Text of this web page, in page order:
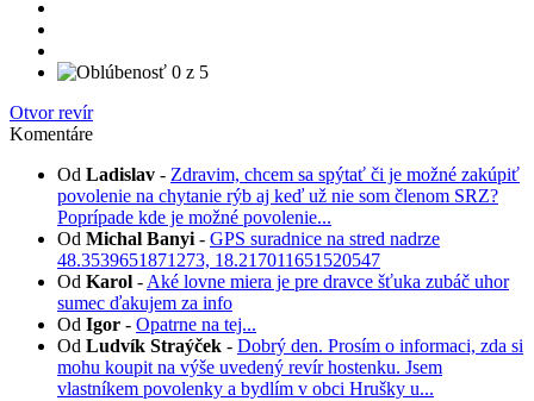
Otvor revír
Komentáre
Od Ladislav - Zdravim, chcem sa spýtať či je možné zakúpiť
povolenie na chytanie rýb aj keď už nie som členom SRZ?
Poprípade kde je možné povolenie...
Od Michal Banyi - GPS suradnice na stred nadrze
48.3539651871273, 18.217011651520547
Od Karol - Aké lovne miera je pre dravce šťuka zubáč uhor
sumec ďakujem za info
Od Igor - Opatrne na tej...
Od Ludvík Straýček - Dobrý den. Prosím o informaci, zda si
mohu koupit na výše uvedený revír hostenku. Jsem
vlastníkem povolenky a bydlím v obci Hrušky u...